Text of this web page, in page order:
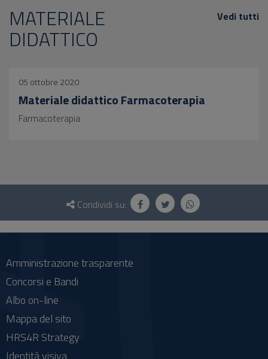
MATERIALE
DIDATTICO
Vedi tutti
05 ottobre 2020
Materiale didattico Farmacoterapia
Farmacoterapia
Questionario
social
Condividi su:
Amministrazione trasparente
Concorsi e Bandi
Albo on-line
Mappa del sito
HRS4R Strategy
Identità visiva